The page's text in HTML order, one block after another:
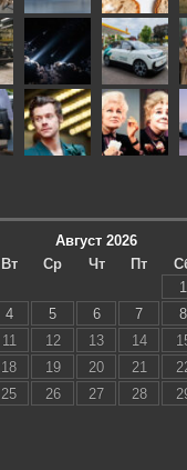
Август 2026
Вт Ср Чт Пт
1
4 5 6 7 8
11 12 13 14
18 19 20 21
25 26 27 28